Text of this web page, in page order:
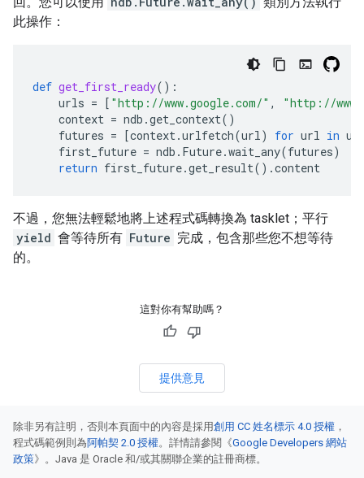
此操作：
def get_first_ready():
urls = [ "http://www.google.com/" ,
"http://
context = ndb .get_context()
futures = [context.urlfetch(url) for url in
first_future = ndb . Future.wait_any(futures)
return first_future.get_result() .content
不過，您無法輕鬆地將上述程式碼轉換為 tasklet；平行
yield 會等待所有 Future 完成，包含那些您不想等待
的。
這對你有幫助嗎？
提供意見
除非另有註明，否則本頁面中的內容是採用創用 CC 姓名標示 4.0 授權 ，
程式碼範例則為阿帕契 2.0 授權。詳情請參閱《Google Developers 網站
政策》。Java 是 Oracle 和/或其關聯企業的註冊商標。